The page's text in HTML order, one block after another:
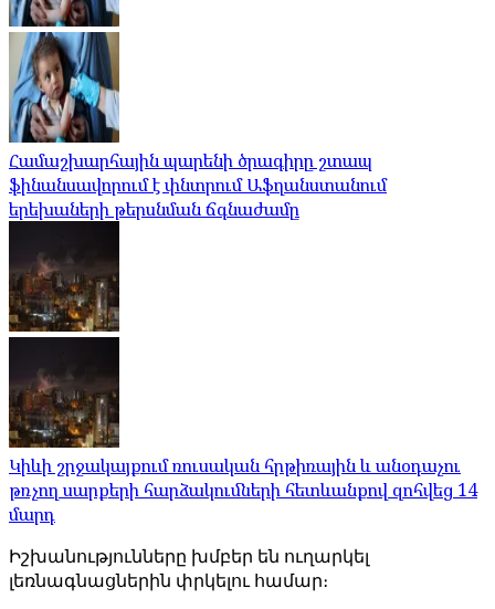
Համաշխարհային պարենի ծրագիրը շտապ
ֆինանսավորում է փնտրում Աֆղանստանում
երեխաների թերսնման ճգնաժամը
Կիևի շրջակայքում ռուսական հրթիռային և անօդաչու
թռչող սարքերի հարձակումների հետևանքով զոհվեց 14
մարդ
Իշխանությունները խմբեր են ուղարկել
լեռնագնացներին փրկելու համար։